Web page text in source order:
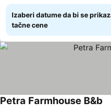
Izaberi datume da bi se
tačne cene
Petra Farmhouse B&b